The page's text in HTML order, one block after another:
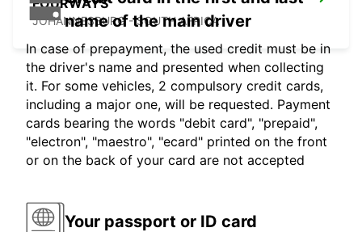
FOURWAYS
JOHANNESBURG - SOUTH AFRICA
name of the main driver
In case of prepayment, the used credit must be in
the driver's name and presented when collecting
it. For some vehicles, 2 compulsory credit cards,
including a major one, will be requested. Payment
cards bearing the words "debit card", "prepaid",
"electron", "maestro", "ecard" printed on the front
or on the back of your card are not accepted
Your passport or ID card